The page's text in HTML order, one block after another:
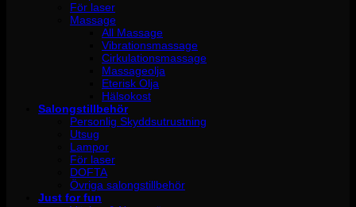
För laser
Massage
All Massage
Vibrationsmassage
Cirkulationsmassage
Massageolja
Eterisk Olja
Hälsokost
Salongstillbehör
Personlig Skyddsutrustning
Utsug
Lampor
För laser
DOFTA
Övriga salongstillbehör
Just for fun